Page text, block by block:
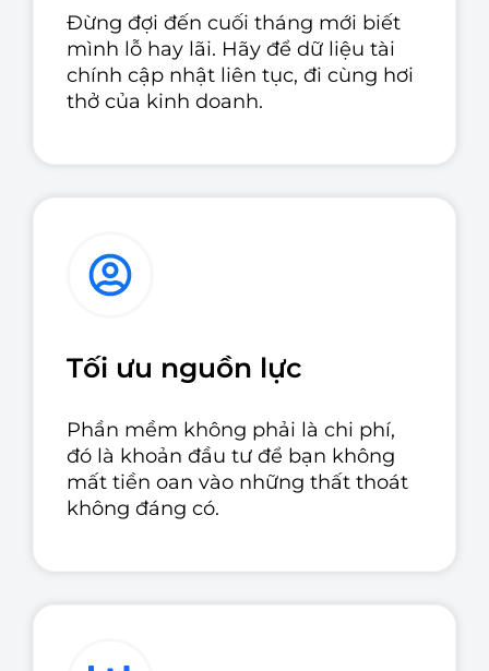
Đừng đợi đến cuối tháng mới biết
mình lỗ hay lãi. Hãy để dữ liệu tài
chính cập nhật liên tục, đi cùng hơi
thở của kinh doanh.
Tối ưu nguồn lực
Phần mềm không phải là chi phí,
đó là khoản đầu tư để bạn không
mất tiền oan vào những thất thoát
không đáng có.